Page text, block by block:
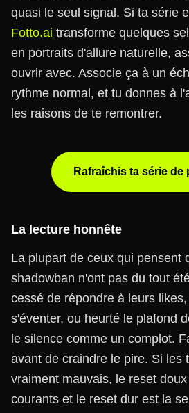
quasi le seul signal. Si ta série
Fotto.ai transforme quelques
en portraits d'allure naturelle,
ouvrir avec. Associe ça à un
rythme normal, et tu donnes à
les raisons de te remontrer.
Rafraîchis ta série
La lecture honnête
La plupart de ceux qui pensent
shadowban n'ont pas du tout
cessé de répondre à leurs likes,
s'éventer, ou heurté le plafond
le silence comme un complot.
avant de craindre le pire. Si les
vraiment mauvais, le reset
courants et le reset dur est la